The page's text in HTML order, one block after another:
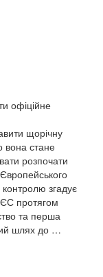
офіційне
щорічну
вона стане
розпочати
згадує
протягом
та перша
шлях до …